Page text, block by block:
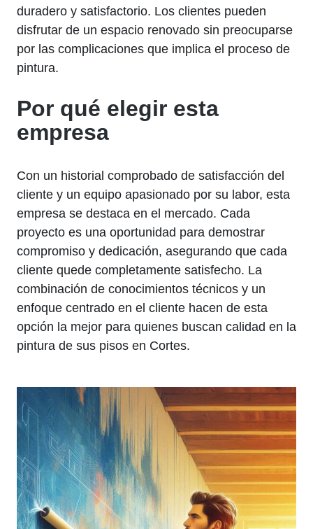
duradero y satisfactorio. Los clientes pueden
disfrutar de un espacio renovado sin preocuparse
por las complicaciones que implica el proceso de
pintura.
Por qué elegir esta
empresa
Con un historial comprobado de satisfacción del
cliente y un equipo apasionado por su labor, esta
empresa se destaca en el mercado. Cada
proyecto es una oportunidad para demostrar
compromiso y dedicación, asegurando que cada
cliente quede completamente satisfecho. La
combinación de conocimientos técnicos y un
enfoque centrado en el cliente hacen de esta
opción la mejor para quienes buscan calidad en la
pintura de sus pisos en Cortes.